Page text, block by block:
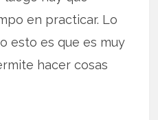
en practicar. Lo
esto es que es muy
hacer cosas